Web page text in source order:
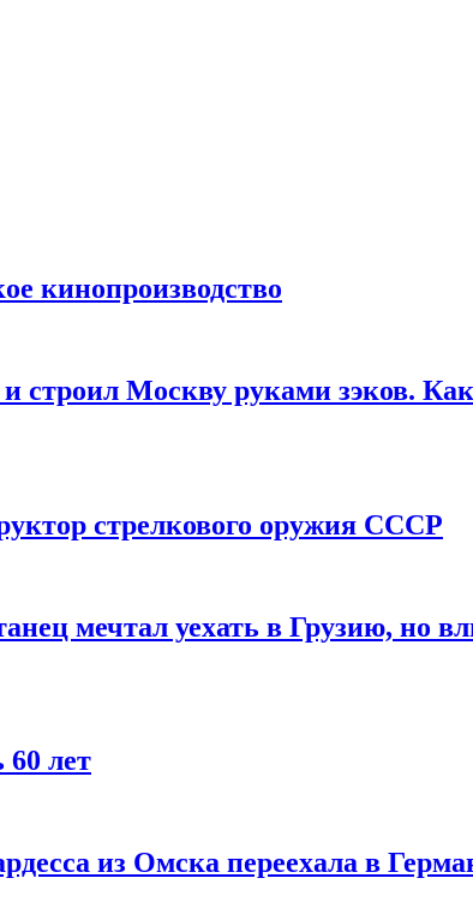
кинопроизводство
Москву руками зэков.
стрелкового оружия СССР
мечтал уехать в Грузию, но
лет
из Омска переехала в